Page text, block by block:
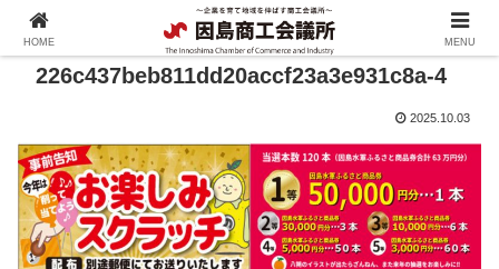
226c437beb811dd20accf23a3e931c8a-4
2025.10.03
HOME MENU